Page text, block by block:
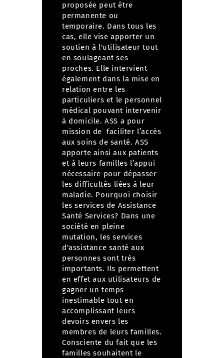
proposée peut être
permanente ou
temporaire. Dans tous les
cas, elle vise apporter un
soutien à l'utilisateur tout
en soulageant ses
proches. Elle intervient
également dans la mise en
relation entre les
particuliers et le personnel
médical pouvant intervenir
à domicile. ASS a pour
mission de faciliter l’accès
aux soins de santé. ASS
apporte ainsi aux patients
et à leurs familles l’appui
nécessaire pour dépasser
les difficultés liées à leur
maladie. Pourquoi choisir
les services de Assistance
Santé Services? Dans une
société en pleine
mutation, les services
d'assistance santé aux
personnes sont très
importants. Ils permettent
en effet aux utilisateurs de
gagner un temps
inestimable tout en
accomplissant leurs
devoirs envers les
membres de leurs familles.
Consciente du fait que les
familles souhaitent le